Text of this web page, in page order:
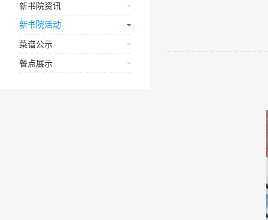
新书院资讯
新书院活动
菜谱公示
餐点展示